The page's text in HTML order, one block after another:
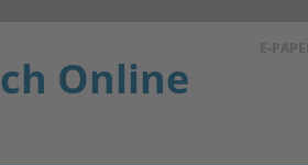
E-
Online